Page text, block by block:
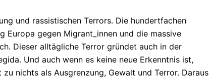
und rassistischen Terrors. Die hundertfachen
Europa gegen Migrant_innen und die massive
Dieser alltägliche Terror gründet auch in der
Und auch wenn es keine neue Erkenntnis ist,
nichts als Ausgrenzung, Gewalt und Terror. Daraus